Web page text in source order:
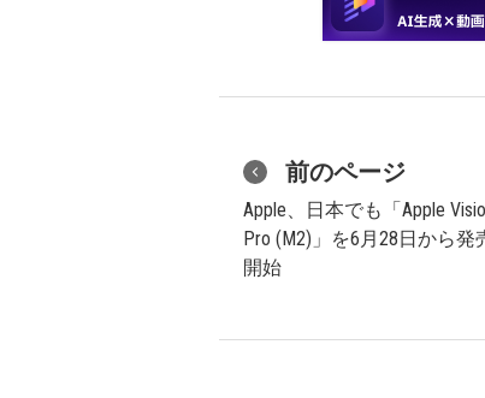
前のページ
Apple、日本でも「Apple
Pro (M2)」を6月28日から発
開始